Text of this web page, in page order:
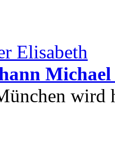
Elisabeth
wird